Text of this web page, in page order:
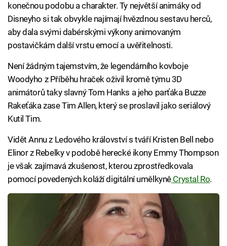
konečnou podobu a charakter. Ty největší animáky od
Disneyho si tak obvykle najímají hvězdnou sestavu herců,
aby dala svými dabérskými výkony animovaným
postavičkám další vrstu emocí a uvěřitelnosti.
Není žádným tajemstvím, že legendárního kovboje
Woodyho z Příběhu hraček oživil kromě týmu 3D
animátorů taky slavný Tom Hanks a jeho parťáka Buzze
Rakeťáka zase Tim Allen, který se proslavil jako seriálový
Kutil Tim.
Vidět Annu z Ledového království s tváří Kristen Bell nebo
Elinor z Rebelky v podobě herecké ikony Emmy Thompson
je však zajímavá zkušenost, kterou zprostředkovala
pomocí povedených koláží digitální umělkyněCrystal Ro.